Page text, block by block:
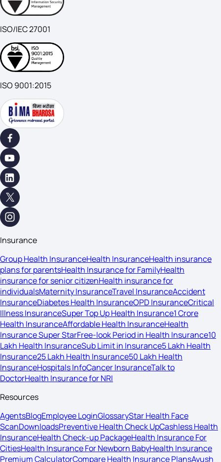
ISO/IEC 27001
ISO 9001:2015
Insurance
Group Health InsuranceHealth InsuranceHealth insurance
plans for parentsHealth Insurance for FamilyHealth
insurance for senior citizenHealth insurance for
individualsMaternity InsuranceTravel InsuranceAccident
InsuranceDiabetes Health InsuranceOPD InsuranceCritical
Illness InsuranceSuper Top Up Health Insurance1 Crore
Health InsuranceAffordable Health InsuranceHealth
Insurance Super StarFree-look Period in Health Insurance10
Lakh Health InsuranceSub Limit in Insurance5 Lakh Health
Insurance25 Lakh Health Insurance50 Lakh Health
InsuranceHospitals InfoCancer InsuranceTalk to
DoctorHealth Insurance for NRI
Resources
AgentsBlogEmployee LoginGlossaryStar Health Face
ScanDownloadsPreventive Health Check UpCashless Health
InsuranceHealth Check-up PackageHealth Insurance For
CitiesHealth Insurance For Newborn BabyHealth Insurance
Premium CalculatorCompare Health Insurance PlansAyush